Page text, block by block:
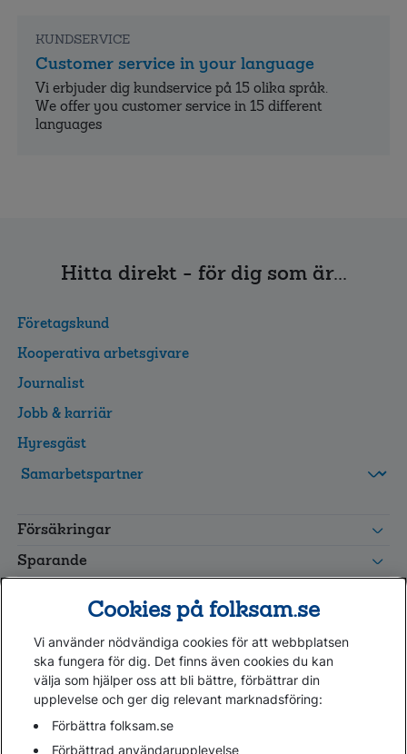
KUNDSERVICE
Customer service in your language
Vi erbjuder dig kundservice på 15 olika språk.
We offer you customer service in 15 different
languages
Hitta direkt - för dig som är...
Företagskund
Kooperativa arbetsgivare
Journalist
Jobb & karriär
Hyresgäst
grupp
Leverantörswebb
Försäkringar
Sparande
Kundservice
Hjälp
Webbkarta
Cookies
Cookies på folksam.se
Vi använder nödvändiga cookies för att webbplatsen
ska fungera för dig. Det finns även cookies du kan
välja som hjälper oss att bli bättre, förbättrar din
upplevelse och ger dig relevant marknadsföring:
Förbättra folksam.se
Förbättrad användarupplevelse